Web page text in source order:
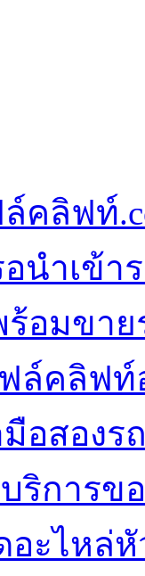
คลิฟท์
นำเข้า
อมขาย
ล์คลิฟท์
อสองร
บริการข
อะไหล่